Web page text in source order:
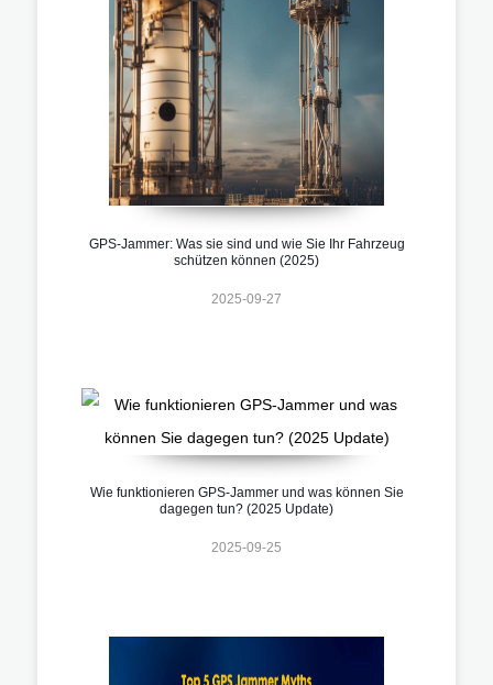
GPS-Jammer: Was sie sind und wie Sie Ihr Fahrzeug
schützen können (2025)
2025-09-27
Wie funktionieren GPS-Jammer und was können Sie
dagegen tun? (2025 Update)
2025-09-25